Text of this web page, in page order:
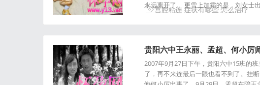
永远离开了。 更雪上加霜的是，刘女士
宫腔粘连 症状有哪些 怎么治疗
贵阳六中王永丽、孟超、何小厉
2007年9月27日下午，贵阳六中15班的
了，再不来连最后一眼也看不到了。挂